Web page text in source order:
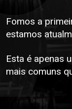
Fomos a
estamos
Esta é apenas
mais comuns